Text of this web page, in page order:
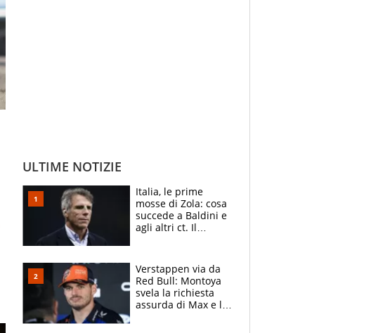
ULTIME NOTIZIE
Italia, le prime
mosse di Zola: cosa
succede a Baldini e
agli altri ct. Il
azzurri
Verstappen via da
Red Bull: Montoya
svela la richiesta
assurda di Max e lo